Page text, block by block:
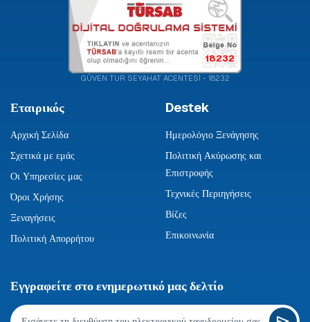
18232
GÜVEN TUR SEYAHAT ACENTESİ - 18232
Εταιρικός
Αρχική Σελίδα
Σχετικά με εμάς
Οι Υπηρεσίες μας
Όροι Χρήσης
Ξεναγήσεις
Πολιτική Απορρήτου
Destek
Ημερολόγιο Ξενάγησης
Πολιτική Ακύρωσης και
Επιστροφής
Τεχνικές Περιηγήσεις
Βίζες
Επικοινωνία
Εγγραφείτε στο ενημερωτικό μας δελτίο